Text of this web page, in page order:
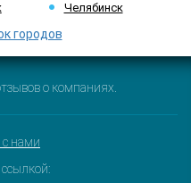
Челябинск
городов
о компаниях.
с нами